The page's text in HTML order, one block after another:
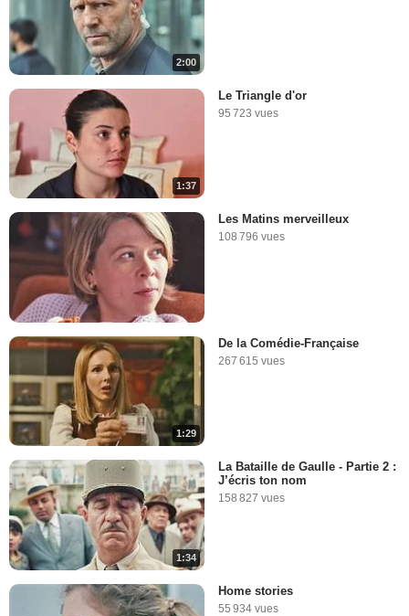
2:00
1:37
Le Triangle d'or
95 723 vues
Les Matins merveilleux
108 796 vues
1:29
De la Comédie-Française
267 615 vues
1:34
La Bataille de Gaulle - Partie 2 :
J’écris ton nom
158 827 vues
Home stories
55 934 vues